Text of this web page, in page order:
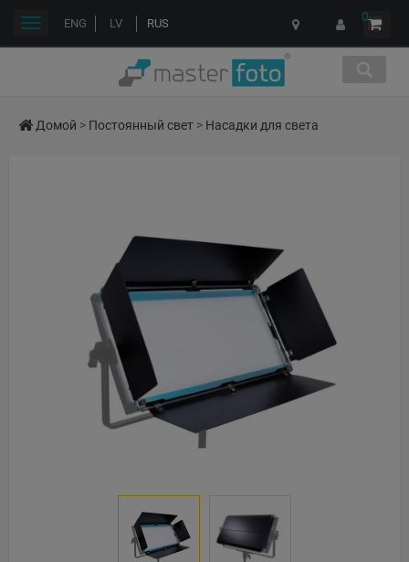
ENG LV RUS 0
Переключить
Домой > Постоянный свет > Насадки для света